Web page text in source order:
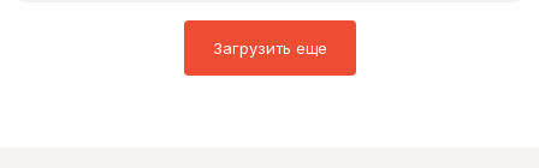
Загрузить еще